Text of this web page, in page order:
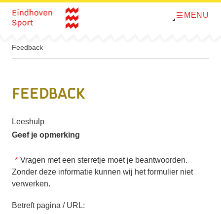
Direct naar de inhoud
O
n
MENU
Feedback
Feedback
Leeshulp
Geef je opmerking
Vragen met een sterretje moet je beantwoorden.
Zonder deze informatie kunnen wij het formulier niet
verwerken.
Betreft pagina / URL: